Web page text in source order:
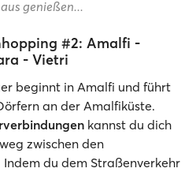
genießen...
#2: Amalfi -
- Vietri
beginnt in Amalfi und führt
an der Amalfiküste.
kannst du dich
zwischen den
du dem Straßenverkehr